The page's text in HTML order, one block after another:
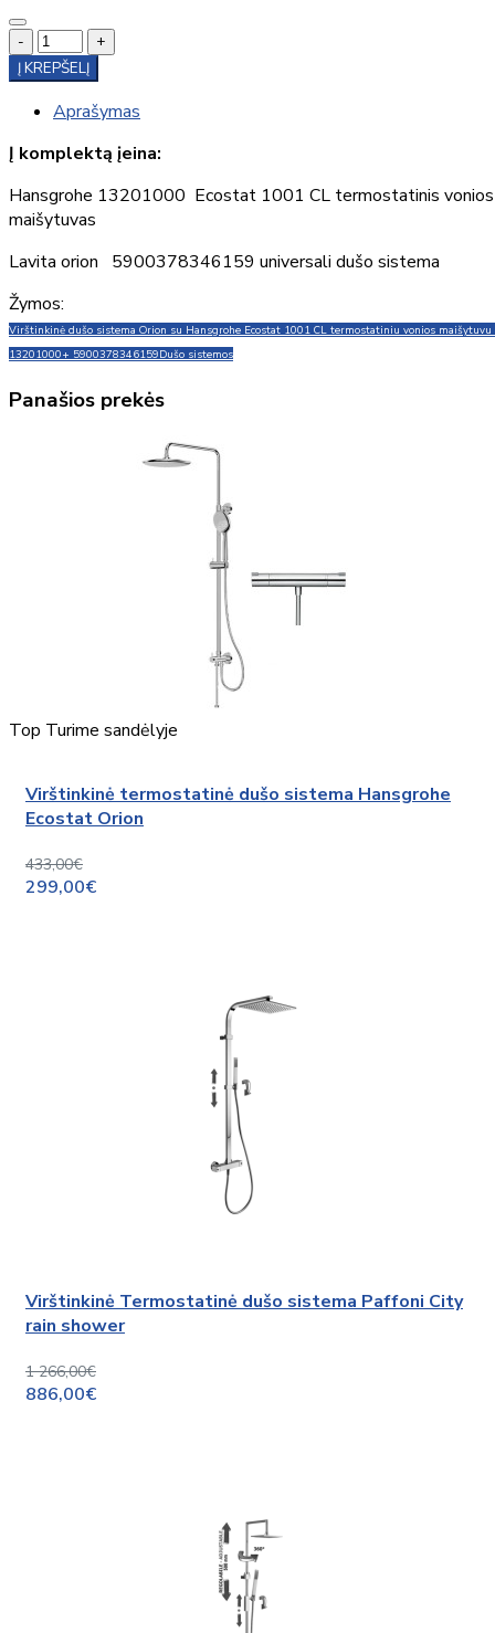
-
+
Į KREPŠELĮ
Aprašymas
Į komplektą įeina:
Hansgrohe 13201000 Ecostat 1001 CL termostatinis vonios
maišytuvas
Lavita orion 5900378346159 universali dušo sistema
Žymos:
Virštinkinė dušo sistema Orion su Hansgrohe Ecostat 1001 CL termostatiniu vonios
13201000+ 5900378346159Dušo sistemos
Panašios prekės
Top Turime sandėlyje
Virštinkinė termostatinė dušo sistema Hansgrohe
Ecostat Orion
433,00€
299,00€
Virštinkinė Termostatinė dušo sistema Paffoni City
rain shower
1 266,00€
886,00€